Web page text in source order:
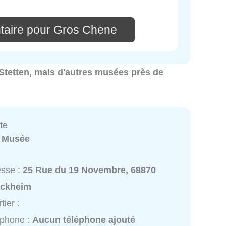
pour Gros Chene
mais d'autres musées près de
Musée
:25 Rue du 19 Novembre, 68870
:
: Aucun téléphone ajouté